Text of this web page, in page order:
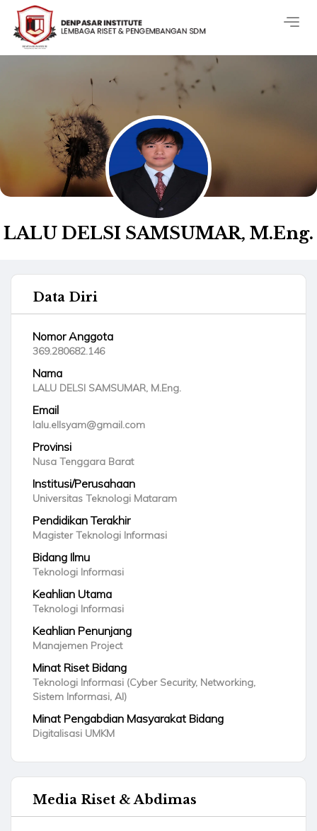
LALU DELSI SAMSUMAR, M.Eng.
Data Diri
Nomor Anggota
369.280682.146
Nama
LALU DELSI SAMSUMAR, M.Eng.
Email
lalu.ellsyam@gmail.com
Provinsi
Nusa Tenggara Barat
Institusi/Perusahaan
Universitas Teknologi Mataram
Pendidikan Terakhir
Magister Teknologi Informasi
Bidang Ilmu
Teknologi Informasi
Keahlian Utama
Teknologi Informasi
Keahlian Penunjang
Manajemen Project
Minat Riset Bidang
Teknologi Informasi (Cyber Security, Networking,
Sistem Informasi, AI)
Minat Pengabdian Masyarakat Bidang
Digitalisasi UMKM
Media Riset & Abdimas